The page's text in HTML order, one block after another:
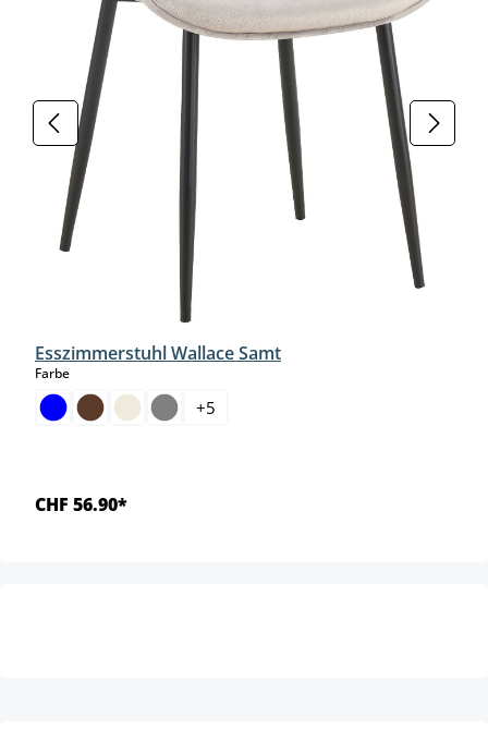
Esszimmerstuhl Wallace Samt
Farbeauswählen
+5
CHF 56.90*